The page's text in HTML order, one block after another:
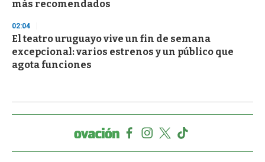
más recomendados
02:04
El teatro uruguayo vive un fin de semana
excepcional: varios estrenos y un público que
agota funciones